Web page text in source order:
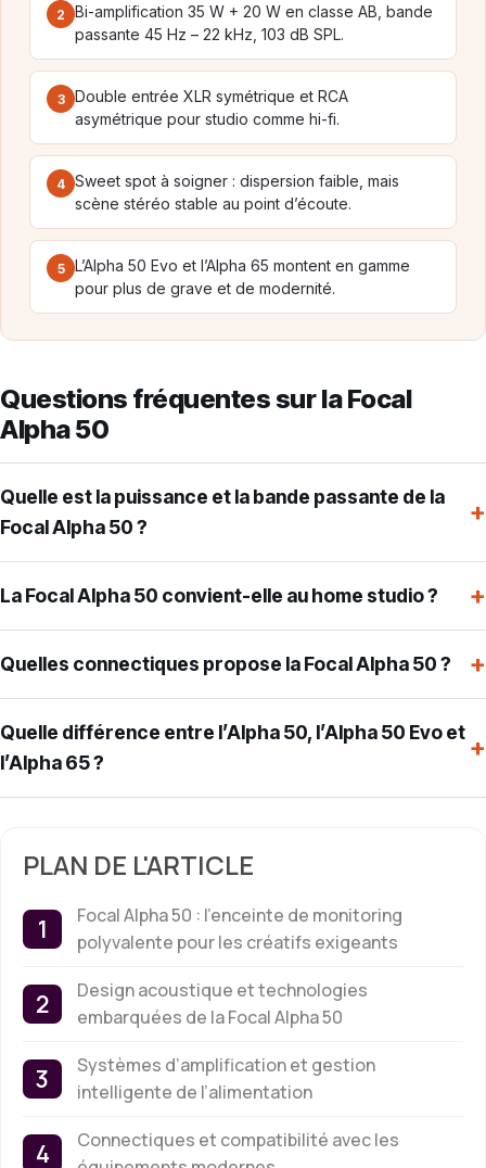
2
Bi-amplification 35 W + 20 W en classe AB, bande
passante 45 Hz – 22 kHz, 103 dB SPL.
3
Double entrée XLR symétrique et RCA
asymétrique pour studio comme hi-fi.
4 Sweet spot à soigner : dispersion faible, mais
scène stéréo stable au point d’écoute.
5
L’Alpha 50 Evo et l’Alpha 65 montent en gamme
pour plus de grave et de modernité.
Questions fréquentes sur la Focal
Alpha 50
Quelle est la puissance et la bande passante de la
Focal Alpha 50 ?
+
La Focal Alpha 50 convient-elle au home studio ? +
Quelles connectiques propose la Focal Alpha 50 ? +
Quelle différence entre l’Alpha 50, l’Alpha 50 Evo et
l’Alpha 65 ?
+
PLAN DE L'ARTICLE
Focal Alpha 50 : l’enceinte de monitoring
polyvalente pour les créatifs exigeants
Design acoustique et technologies
embarquées de la Focal Alpha 50
Systèmes d’amplification et gestion
intelligente de l’alimentation
Connectiques et compatibilité avec les